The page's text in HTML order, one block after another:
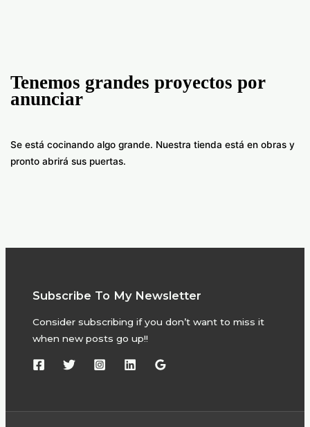
Tenemos grandes proyectos por
anunciar
Se está cocinando algo grande. Nuestra tienda está en obras y
pronto abrirá sus puertas.
Subscribe To My Newsletter
Consider subscribing if you don’t want to miss it
when new posts go up!!